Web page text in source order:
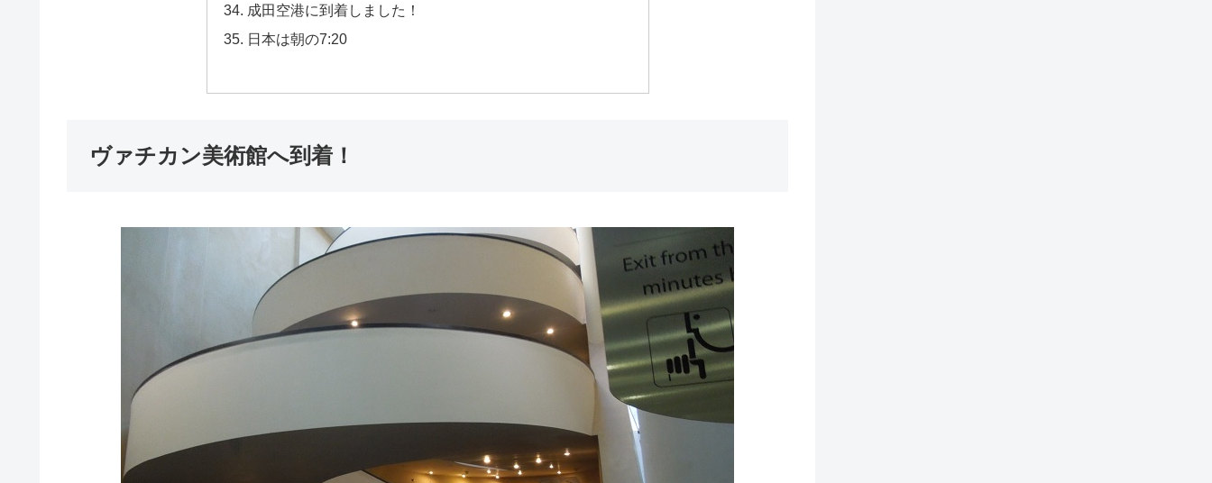
成田空港に到着しました！
日本は朝の7:20
ヴァチカン美術館へ到着！